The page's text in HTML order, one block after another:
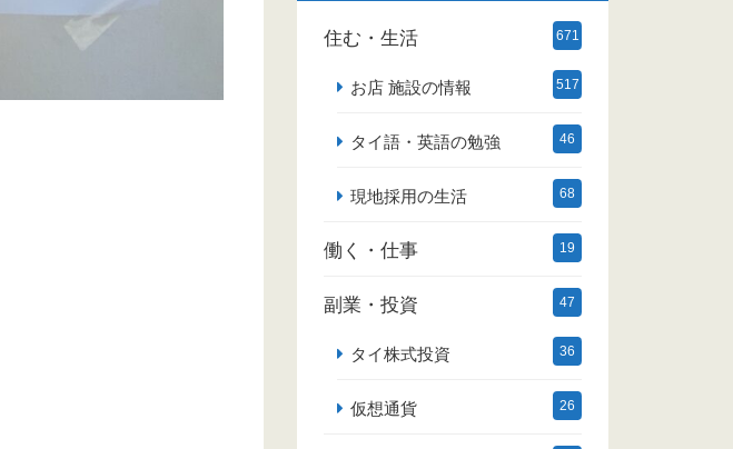
住む・生活 671
お店 施設の情報 517
タイ語・英語の勉強 46
現地採用の生活 68
働く・仕事 19
副業・投資 47
タイ株式投資 36
仮想通貨 26